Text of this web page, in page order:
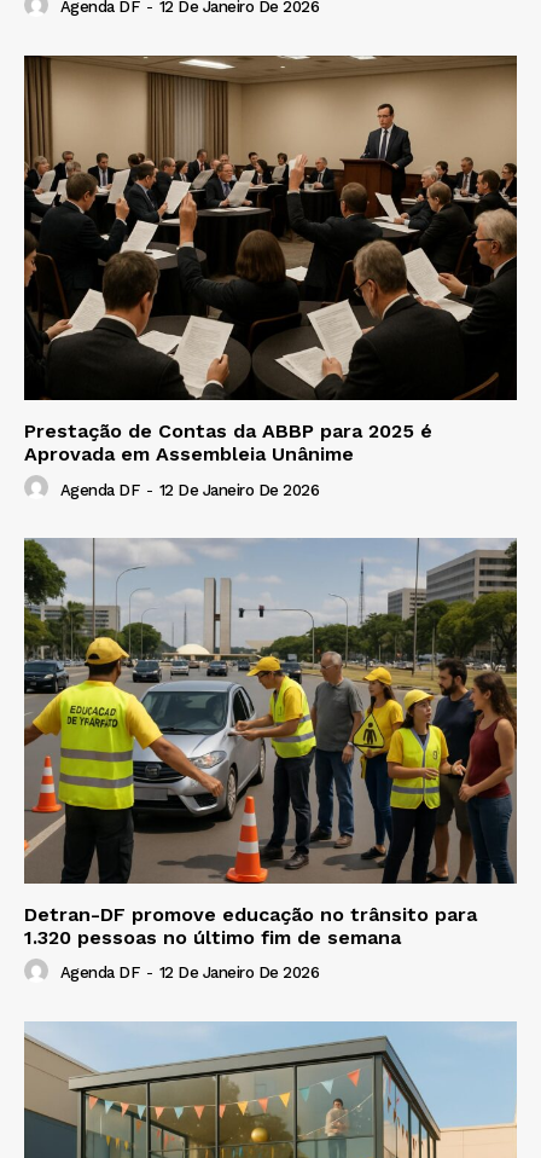
Agenda DF - 12 De Janeiro De 2026
Prestação de Contas da ABBP para 2025 é
Aprovada em Assembleia Unânime
Agenda DF - 12 De Janeiro De 2026
Detran-DF promove educação no trânsito para
1.320 pessoas no último fim de semana
Agenda DF - 12 De Janeiro De 2026